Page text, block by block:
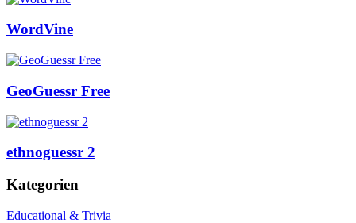
WordVine
GeoGuessr Free
ethnoguessr 2
Kategorien
Educational & Trivia